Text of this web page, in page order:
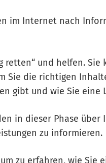
im Internet nach
retten“ und helfen.
Sie die richtigen
gibt und wie Sie
in dieser Phase über
zu informieren.
zu erfahren, wie Sie